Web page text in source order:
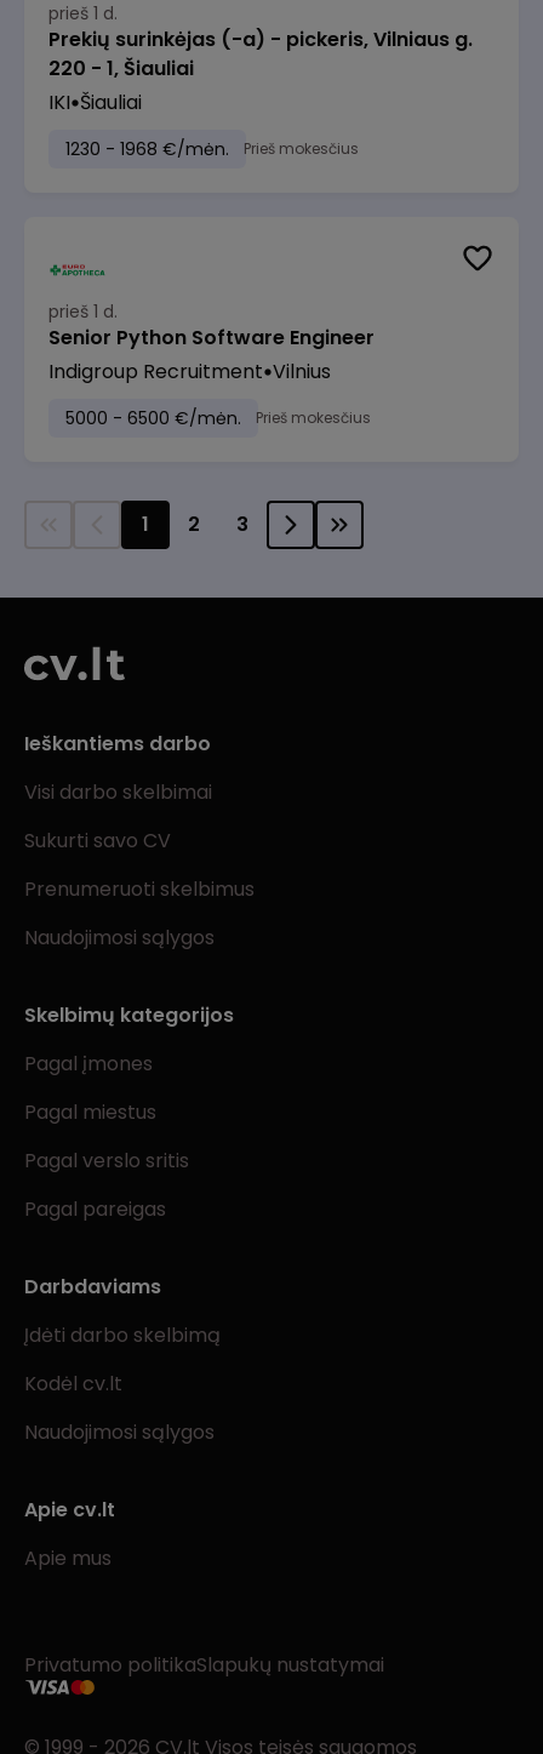
prieš 1 d.
Prekių surinkėjas (-a) - pickeris, Vilniaus g.
220 - 1, Šiauliai
IKI Šiauliai
1230 - 1968 €/mėn. Prieš mokesčius
prieš 1 d.
Senior Python Software Engineer
Indigroup Recruitment Vilnius
5000 - 6500 €/mėn. Prieš mokesčius
1 2 3
Ieškantiems darbo
Visi darbo skelbimai
Sukurti savo CV
Prenumeruoti skelbimus
Naudojimosi sąlygos
Skelbimų kategorijos
Pagal įmones
Pagal miestus
Pagal verslo sritis
Pagal pareigas
Darbdaviams
Įdėti darbo skelbimą
Kodėl cv.lt
Naudojimosi sąlygos
Apie cv.lt
Apie mus
Privatumo politikaSlapukų nustatymai
© 1999 - 2026 CV.lt Visos teisės saugomos